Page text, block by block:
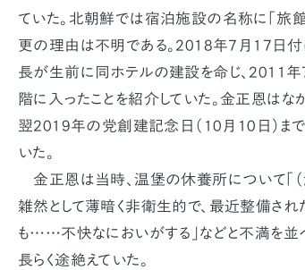
ていた。北朝鮮では宿泊施設の名称に「旅館
更の理由は不明である。2018年7月17日付
長が生前に同ホテルの建設を命じ、2011
階に入ったことを紹介していた。金正恩はな
翌2019年の党創建記念日（10月10日）まで
いた。
金正恩は当時、温堡の休養所について「（
雑然として薄暗く非衛生的で、最近整備さ
も……不快なにおいがする」などと不満を並
長らく途絶えていた。